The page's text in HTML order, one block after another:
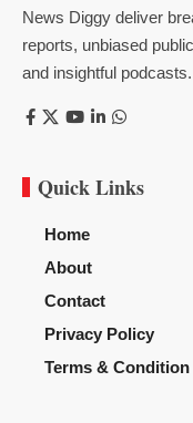
News Diggy deliver
reports, unbiased
and insightful podcasts.
Quick Links
Home
About
Contact
Privacy Policy
Terms & Condition